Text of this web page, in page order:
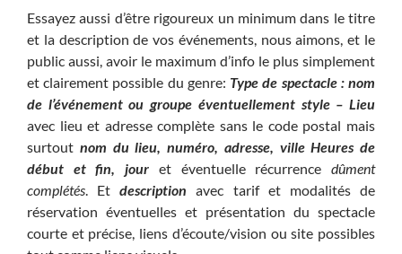
Essayez aussi d’être rigoureux un minimum dans le titre
et la description de vos événements, nous aimons, et le
public aussi, avoir le maximum d’info le plus simplement
et clairement possible du genre: Type de spectacle : nom
de l’événement ou groupe éventuellement style – Lieu
avec lieu et adresse complète sans le code postal mais
surtout nom du lieu, numéro, adresse, ville Heures de
début et fin, jour et éventuelle récurrencedûment
complétés. Etdescription
avec tarif et modalités de
réservation éventuelles et présentation du spectacle
courte et précise, liens d’écoute/vision ou site possibles